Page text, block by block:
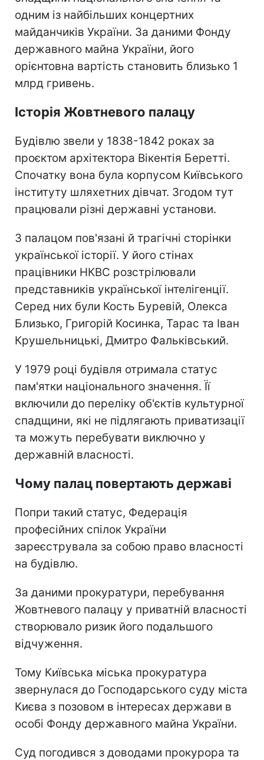
одним із найбільших концертних
майданчиків України. За даними Фонду
державного майна України, його
орієнтовна вартість становить близько 1
млрд гривень.
Історія Жовтневого палацу
Будівлю звели у 1838-1842 роках за
проєктом архітектора Вікентія Беретті.
Спочатку вона була корпусом Київського
інституту шляхетних дівчат. Згодом тут
працювали різні державні установи.
З палацом пов'язані й трагічні сторінки
української історії. У його стінах
працівники НКВС розстрілювали
представників української інтелігенції.
Серед них були Кость Буревій, Олекса
Близько, Григорій Косинка, Тарас та Іван
Крушельницькі, Дмитро Фальківський.
У 1979 році будівля отримала статус
пам'ятки національного значення. Її
включили до переліку об'єктів культурної
спадщини, які не підлягають приватизації
та можуть перебувати виключно у
державній власності.
Чому палац повертають державі
Попри такий статус, Федерація
професійних спілок України
зареєструвала за собою право власності
на будівлю.
За даними прокуратури, перебування
Жовтневого палацу у приватній власності
створювало ризик його подальшого
відчуження.
Тому Київська міська прокуратура
звернулася до Господарського суду міста
Києва з позовом в інтересах держави в
особі Фонду державного майна України.
Суд погодився з доводами прокурора та